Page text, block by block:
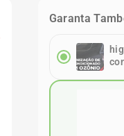
Garanta